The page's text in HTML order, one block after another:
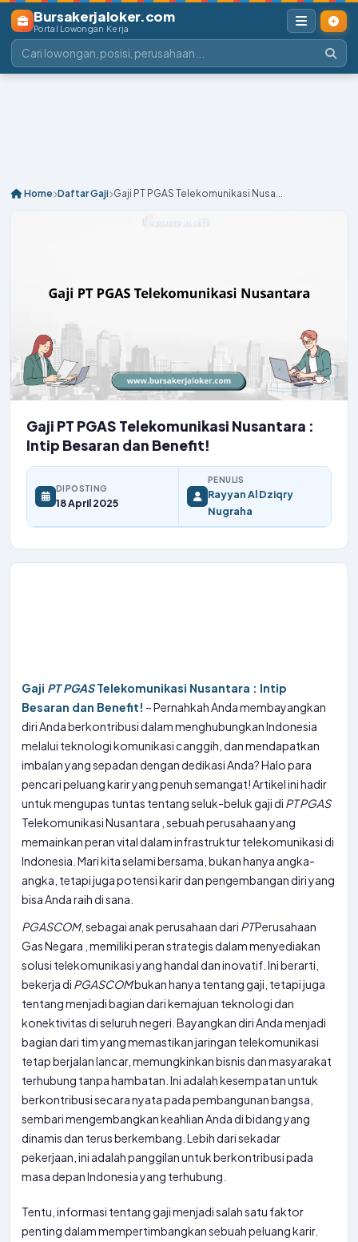
Bursakerjaloker.com
Portal Lowongan Kerja
Home Daftar Gaji Gaji PT PGAS Telekomunikasi Nusa...
Gaji PT PGAS Telekomunikasi Nusantara :
Intip Besaran dan Benefit!
DIPOSTING
18 April 2025
PENULIS
Rayyan Al Dziqry
Nugraha
Gaji PT PGASTelekomunikasi Nusantara : Intip
Besaran dan Benefit! – Pernahkah Anda membayangkan
diri Anda berkontribusi dalam menghubungkan Indonesia
melalui teknologi komunikasi canggih, dan mendapatkan
imbalan yang sepadan dengan dedikasi Anda? Halo para
pencari peluang karir yang penuh semangat! Artikel ini hadir
untuk mengupas tuntas tentang seluk-beluk gaji di PTPGAS
Telekomunikasi Nusantara , sebuah perusahaan yang
memainkan peran vital dalam infrastruktur telekomunikasi di
Indonesia. Mari kita selami bersama, bukan hanya angka-
angka, tetapi juga potensi karir dan pengembangan diri yang
bisa Anda raih di sana.
PGASCOM, sebagai anak perusahaan dari PTPerusahaan
Gas Negara , memiliki peran strategis dalam menyediakan
solusi telekomunikasi yang handal dan inovatif. Ini berarti,
bekerja di PGASCOMbukan hanya tentang gaji, tetapi juga
tentang menjadi bagian dari kemajuan teknologi dan
konektivitas di seluruh negeri. Bayangkan diri Anda menjadi
bagian dari tim yang memastikan jaringan telekomunikasi
tetap berjalan lancar, memungkinkan bisnis dan masyarakat
terhubung tanpa hambatan. Ini adalah kesempatan untuk
berkontribusi secara nyata pada pembangunan bangsa,
sembari mengembangkan keahlian Anda di bidang yang
dinamis dan terus berkembang. Lebih dari sekadar
pekerjaan, ini adalah panggilan untuk berkontribusi pada
masa depan Indonesia yang terhubung.
Tentu, informasi tentang gaji menjadi salah satu faktor
penting dalam mempertimbangkan sebuah peluang karir.